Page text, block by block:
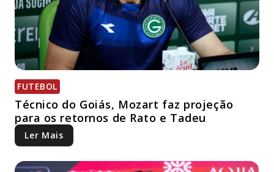
FUTEBOL
Técnico do Goiás, Mozart faz projeção
para os retornos de Rato e Tadeu
Ler Mais